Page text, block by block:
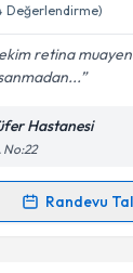
verilerimin
okudum ve
işlenmesini
Değerlendirme)
retina
Hastanesi
No:22
Randevu
Takvimi Talebi